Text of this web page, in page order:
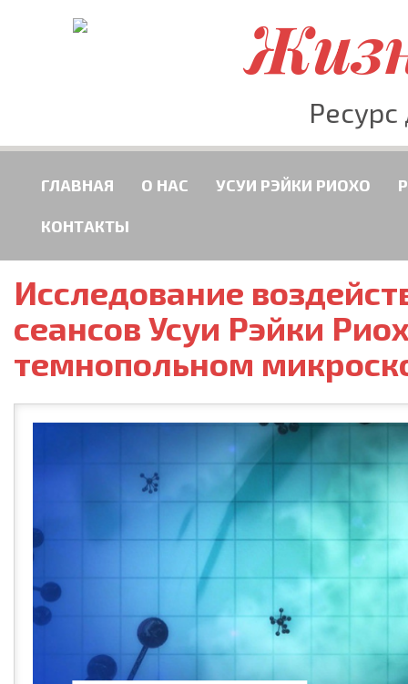
ГЛАВНАЯ О НАС УСУИ РЭЙКИ РИОХО
КОНТАКТЫ
Исследование
сеансов Усуи Рэйки
темнопольном